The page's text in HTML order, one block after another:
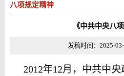
八项规定精神
《中共中央八
发稿时间：2025-03-
2012年12月，中共中